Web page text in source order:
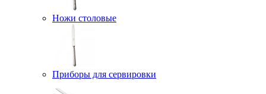
Ножи столовые
Приборы для сервировки